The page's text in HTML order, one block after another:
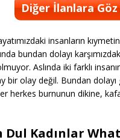
Diğer İlanlara
insanların
bundan dolayı
Aslında iki farklı
olay değil. Bundan dolayı
herkes burnunun dikine,
Dul Kadınlar